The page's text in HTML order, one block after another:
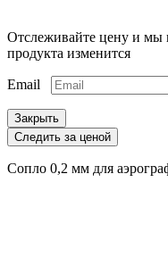
Отслеживайте цену и мы
продукта изменится
Email
Закрыть
Следить за ценой
Сопло 0,2 мм для